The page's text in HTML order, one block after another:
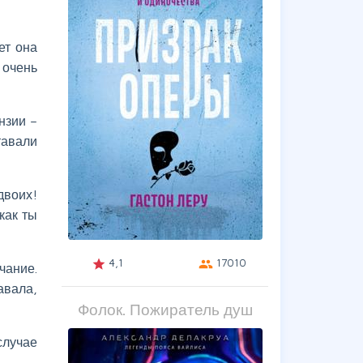
она
–
ты
grade 4,1 group 17010
Фолок. Пожиратель душ